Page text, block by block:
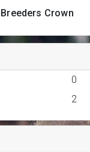
Breeders Crown
0
2